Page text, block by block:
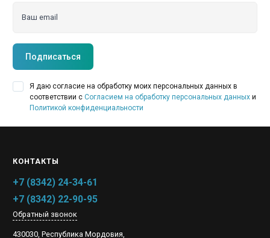
Ваш email
Подписаться
Я даю согласие на обработку моих персональных данных в
соответствии с Согласием на обработку персональных данных и
Политикой конфиденциальности
КОНТАКТЫ
+7 (8342) 24-34-61
+7 (8342) 22-90-95
Обратный звонок
430030, Республика Мордовия,